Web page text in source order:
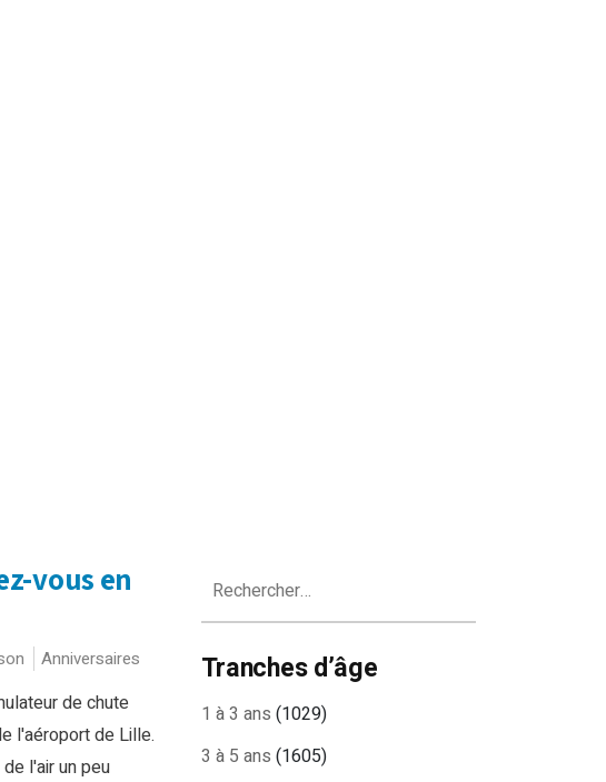
vous en
Anniversaires
de chute
l'aéroport de Lille.
l'air un peu
Tranches d’âge
1 à 3 ans (1029)
3 à 5 ans (1605)